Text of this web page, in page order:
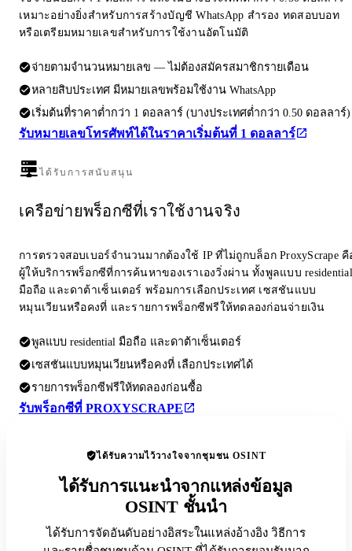
เหมาะอย่างยิ่งสำหรับการสร้างบัญชี WhatsApp สำรอง ทดสอบบอท
หรือเตรียมหมายเลขสำหรับการใช้งานอัตโนมัติ
จ่ายตามจำนวนหมายเลข — ไม่ต้องสมัครสมาชิกรายเดือน
หลายสิบประเทศ มีหมายเลขพร้อมใช้งาน WhatsApp
เริ่มต้นที่ราคาต่ำกว่า 1 ดอลลาร์ (บางประเทศต่ำกว่า 0.50 ดอลลาร์)
รับหมายเลขโทรศัพท์ได้ในราคาเริ่มต้นที่ 1 ดอลลาร์
ได้รับการสนับสนุน
เครือข่ายพร็อกซีที่เราใช้งานจริง
การตรวจสอบเบอร์จำนวนมากต้องใช้ IP ที่ไม่ถูกบล็อก ProxyScrape คื
ผู้ให้บริการพร็อกซีที่การค้นหาของเราเองวิ่งผ่าน ทั้งพูลแบบ residential
มือถือ และดาต้าเซ็นเตอร์ พร้อมการเลือกประเทศ เซสชันแบบ
หมุนเวียนหรือคงที่ และรายการพร็อกซีฟรีให้ทดลองก่อนจ่ายเงิน
พูลแบบ residential มือถือ และดาต้าเซ็นเตอร์
เซสชันแบบหมุนเวียนหรือคงที่ เลือกประเทศได้
รายการพร็อกซีฟรีให้ทดลองก่อนซื้อ
รับพร็อกซีที่ PROXYSCRAPE
ได้รับความไว้วางใจจากชุมชน OSINT
ได้รับการแนะนำจากแหล่งข้อมูล
OSINT ชั้นนำ
ได้รับการจัดอันดับอย่างอิสระในแหล่งอ้างอิง วิธีการ